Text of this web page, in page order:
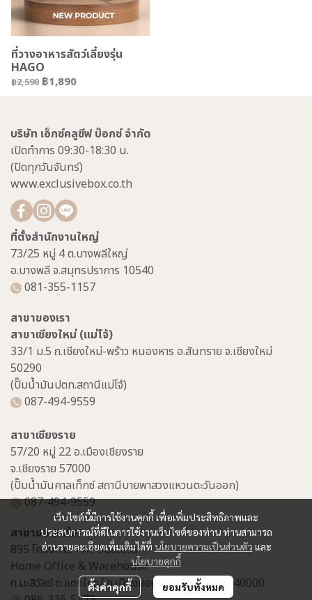
ที่วางอาหารสัตว์เลี้ยงรุ่น
HAGO
฿2,590 ฿1,890
เว็บไซต์นี้มีการใช้งานคุกกี้ เพื่อเพิ่มประสิทธิภาพและ
ประสบการณ์ที่ดีในการใช้งานเว็บไซต์ของท่าน ท่านสามารถ
อ่านรายละเอียดเพิ่มเติมได้ที่ นโยบายความเป็นส่วนตัว และ
นโยบายคุกกี้
ตั้งค่าคุกกี้ ยอมรับทั้งหมด
บริษัท เอ็กซ์คลูซีฟ บ๊อกซ์ จำกัด
เปิดทำการ 09:30-18:30 น.
(ปิดทุกวันจันทร์)
www.exclusivebox.co.th
ที่ตั้งสำนักงานใหญ่
73/25 หมู่ 4 ต.บางพลีใหญ่
อ.บางพลี จ.สมุทรปราการ 10540
081-355-1157
สาขาของเรา
สาขาเชียงใหม่ (แม่โจ้)
33/1 ม.5 ถ.เชียงใหม่-พร้าว หนองหาร อ.สันทราย จ.เชียงใหม่
50290
(ปั๊มน้ำมันปตท.สถานีแม่โจ้)
087-494-9559
สาขาเชียงราย
57/20 หมู่ 22 อ.เมืองเชียงราย
จ.เชียงราย 57000
(ปั๊มน้ำมันคาลเท็กซ์ สถานีบายพาสวงแหวนตะวันออก)
087-494-9559
สาขาขอนแก่น
895 โครงการ The Success
Home Office & Warehouse
ถ.มะลิวัลย์ ต.แดงใหญ่ อ.เมืองขอนแก่น จ.ขอนแก่น 40000